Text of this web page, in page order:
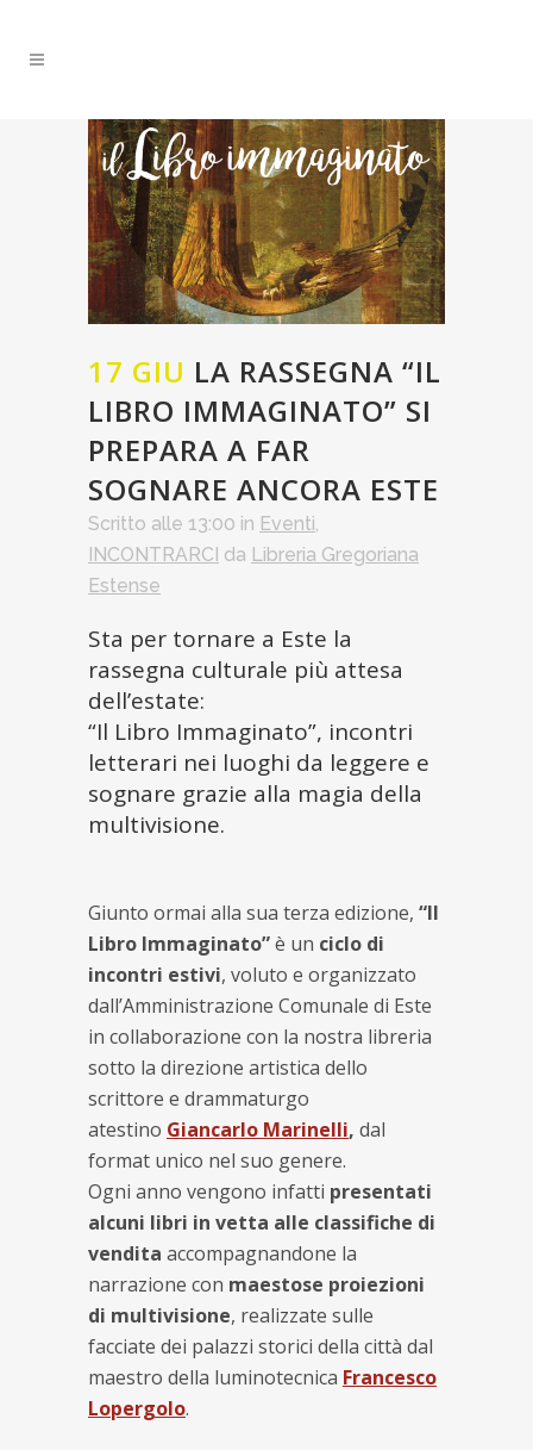
17 GIU LA RASSEGNA “IL
LIBRO IMMAGINATO” SI
PREPARA A FAR
SOGNARE ANCORA ESTE
Scritto alle 13:00 in Eventi,
INCONTRARCI da Libreria Gregoriana
Estense
Sta per tornare a Este la
rassegna culturale più attesa
dell’estate:
“Il Libro Immaginato”, incontri
letterari nei luoghi da leggere e
sognare grazie alla magia della
multivisione.
Giunto ormai alla sua terza edizione, “Il
Libro Immaginato”è un ciclo di
incontri estivi, voluto e organizzato
dall’Amministrazione Comunale di Este
in collaborazione con la nostra libreria
sotto la direzione artistica dello
scrittore e drammaturgo
atestino Giancarlo Marinelli, dal
format unico nel suo genere.
Ogni anno vengono infatti presentati
alcuni libri in vetta alle classifiche di
vendita accompagnandone la
narrazione con maestose proiezioni
di multivisione, realizzate sulle
facciate dei palazzi storici della città dal
maestro della luminotecnica Francesco
Lopergolo.